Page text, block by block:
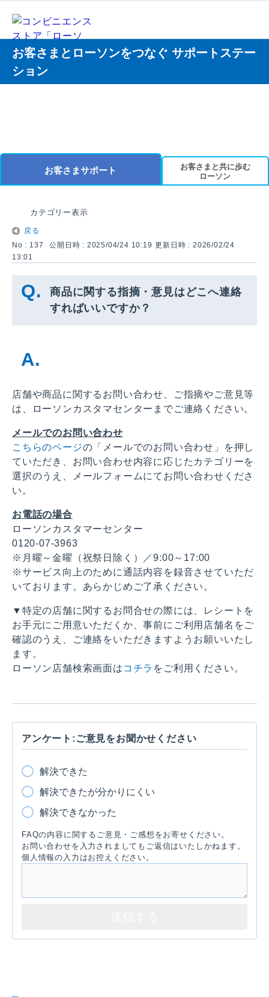
お客さまとローソンをつなぐ サポートステー
ション
お客さまサポート
お客さまと共に歩む
ローソン
カテゴリー表示
戻る
No : 137
公開日時 : 2025/04/24 10:19 更新日時 : 2026/02/24
13:01
商品に関する指摘・意見はどこへ連絡
すればいいですか？
店舗や商品に関するお問い合わせ、ご指摘やご意見等
は、ローソンカスタマセンターまでご連絡ください。
メールでのお問い合わせ
こちらのページの「メールでのお問い合わせ」を押し
ていただき、お問い合わせ内容に応じたカテゴリーを
選択のうえ、メールフォームにてお問い合わせくださ
い。
お電話の場合
ローソンカスタマーセンター
0120-07-3963
※月曜～金曜（祝祭日除く）／9:00～17:00
※サービス向上のために通話内容を録音させていただ
いております。あらかじめご了承ください。
▼特定の店舗に関するお問合せの際には、レシートを
お手元にご用意いただくか、事前にご利用店舗名をご
確認のうえ、ご連絡をいただきますようお願いいたし
ます。
ローソン店舗検索画面は コチラ をご利用ください。
アンケート:ご意見をお聞かせください
解決できた
解決できたが分かりにくい
解決できなかった
FAQの内容に関するご意見・ご感想をお寄せください。
お問い合わせを入力されましてもご返信はいたしかねます。
個人情報の入力はお控えください。